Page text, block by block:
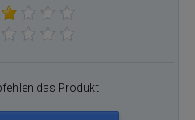
das Produkt